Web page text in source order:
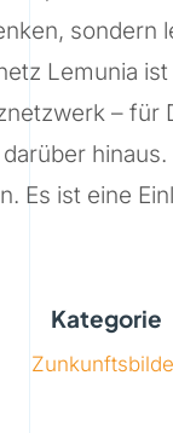
sondern
Lemunia
– für
Es ist eine
Kategorie